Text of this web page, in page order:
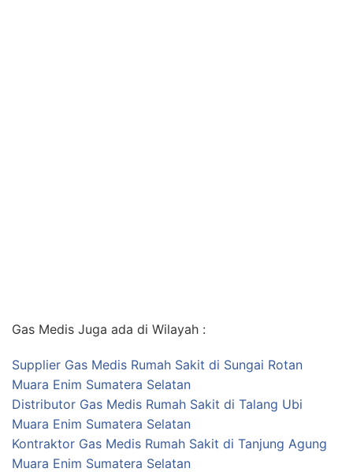
Gas Medis Juga ada di Wilayah :
Supplier Gas Medis Rumah Sakit di Sungai Rotan
Muara Enim Sumatera Selatan
Distributor Gas Medis Rumah Sakit di Talang Ubi
Muara Enim Sumatera Selatan
Kontraktor Gas Medis Rumah Sakit di Tanjung Agung
Muara Enim Sumatera Selatan